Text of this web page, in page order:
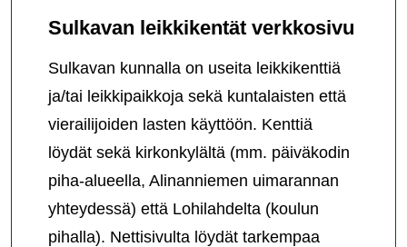
Sulkavan leikkikentät verkkosivu
Sulkavan kunnalla on useita leikkikenttiä
ja/tai leikkipaikkoja sekä kuntalaisten että
vierailijoiden lasten käyttöön. Kenttiä
löydät sekä kirkonkylältä (mm. päiväkodin
piha-alueella, Alinanniemen uimarannan
yhteydessä) että Lohilahdelta (koulun
pihalla). Nettisivulta löydät tarkempaa